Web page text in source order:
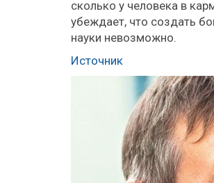
сколько у человека в
убеждает, что создать
науки невозможно.
Источник